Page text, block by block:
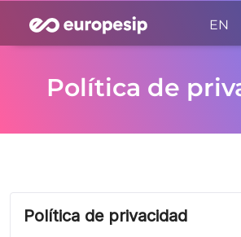
EN
Política de
Política de privacidad